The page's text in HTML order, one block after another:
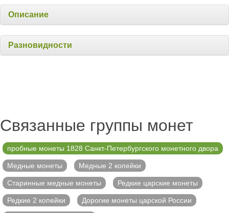
Описание
Разновидности
Связанные группы монет
пробные монеты 1828 Санкт-Петербургского монетного двора
Медные монеты Медные 2 копейки
Старинные медные монеты Редкие царские монеты
Редкие 2 копейки Дорогие монеты царской России